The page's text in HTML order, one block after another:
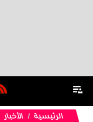
الرئيسية الأخبار